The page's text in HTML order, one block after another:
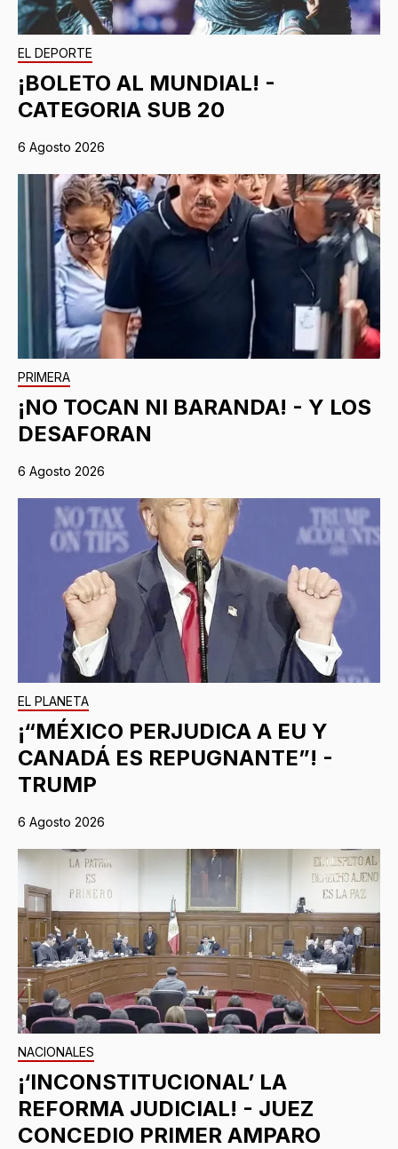
EL DEPORTE
¡BOLETO AL MUNDIAL! -
CATEGORIA SUB 20
6 Agosto 2026
PRIMERA
¡NO TOCAN NI BARANDA! - Y LOS
DESAFORAN
6 Agosto 2026
EL PLANETA
¡“MÉXICO PERJUDICA A EU Y
CANADÁ ES REPUGNANTE”! -
TRUMP
6 Agosto 2026
NACIONALES
¡‘INCONSTITUCIONAL’ LA
REFORMA JUDICIAL! - JUEZ
CONCEDIO PRIMER AMPARO